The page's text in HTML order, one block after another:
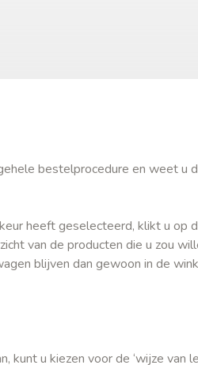
bestelprocedure en weet u
heeft geselecteerd, klikt u op
van de producten die u zou
blijven dan gewoon in de
u kiezen voor de ‘wijze van